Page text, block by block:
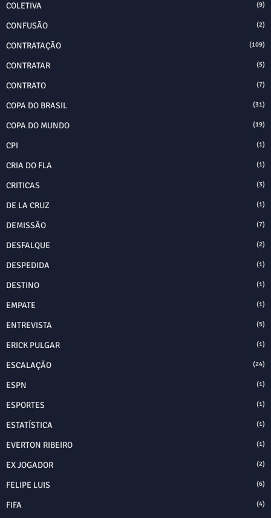
COLETIVA (9)
CONFUSÃO (2)
CONTRATAÇÃO (109)
CONTRATAR (5)
CONTRATO (7)
COPA DO BRASIL (31)
COPA DO MUNDO (19)
CPI (1)
CRIA DO FLA (1)
CRITICAS (3)
DE LA CRUZ (1)
DEMISSÃO (7)
DESFALQUE (2)
DESPEDIDA (1)
DESTINO (1)
EMPATE (1)
ENTREVISTA (5)
ERICK PULGAR (1)
ESCALAÇÃO (24)
ESPN (1)
ESPORTES (1)
ESTATÍSTICA (1)
EVERTON RIBEIRO (1)
EX JOGADOR (2)
FELIPE LUIS (6)
FIFA (4)